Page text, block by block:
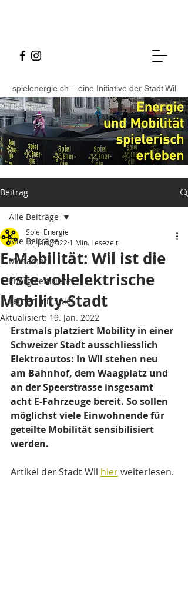
spielenergie.ch – eine Initiative der Stadt Wil
Beitrag
Alle Beiträge
Monamo
Energieeffizienz
Lernen mit Spiel
Alle Beiträge
E-Mobilität: Wil ist die
erste vollelektrische
Mobility-Stadt
Spiel Energie
12. Jan. 2022 1 Min. Lesezeit
Aktualisiert: 19. Jan. 2022
Erstmals platziert Mobility in einer
Schweizer Stadt ausschliesslich
Elektroautos: In Wil stehen neu
am Bahnhof, dem Waagplatz und
an der Speerstrasse insgesamt
acht E-Fahrzeuge bereit. So sollen
möglichst viele Einwohnende für
geteilte Mobilität sensibilisiert
werden.
Artikel der Stadt Wil hier weiterlesen.